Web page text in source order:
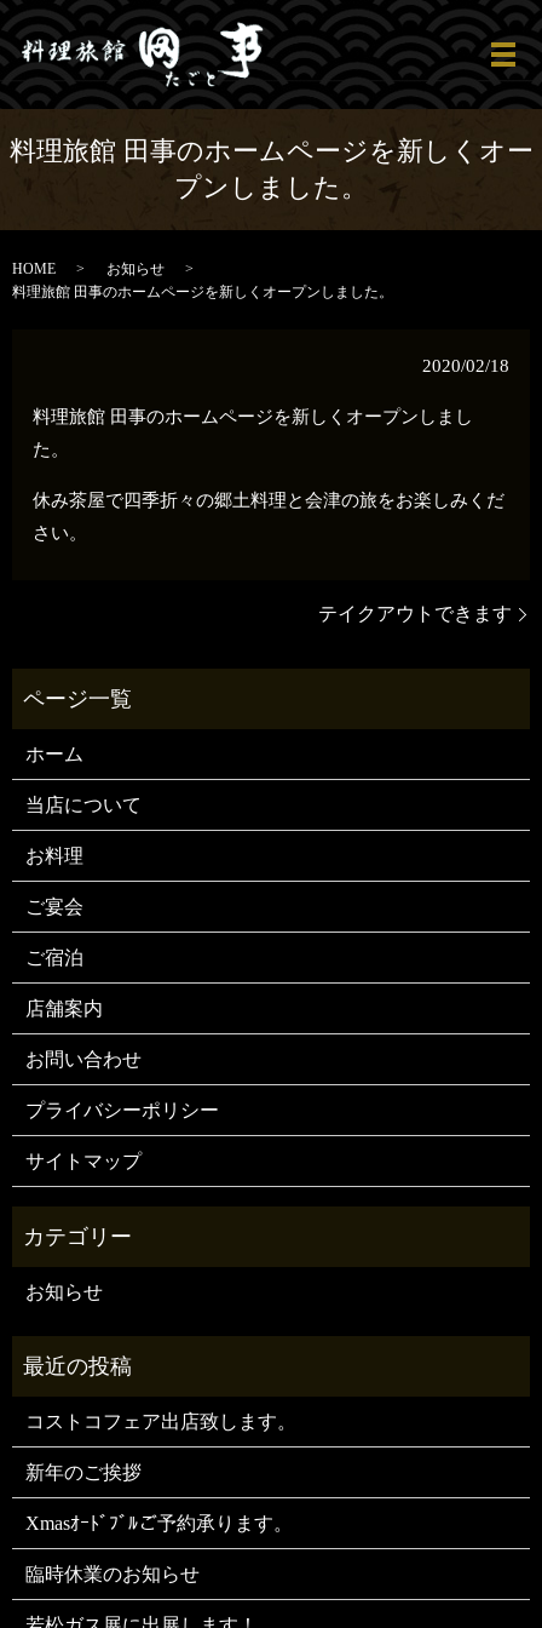
メ
料理旅館 田事のホームページを新しくオー
プンしました。
HOME
お知らせ
料理旅館 田事のホームページを新しくオープンしました。
2020/02/18
料理旅館 田事のホームページを新しくオープンしまし
た。
休み茶屋で四季折々の郷土料理と会津の旅をお楽しみくだ
さい。
テイクアウトできます
ホーム
当店について
お料理
ご宴会
ご宿泊
店舗案内
お問い合わせ
プライバシーポリシー
サイトマップ
お知らせ
コストコフェア出店致します。
新年のご挨拶
Xmasｵｰﾄﾞﾌﾞﾙご予約承ります。
臨時休業のお知らせ